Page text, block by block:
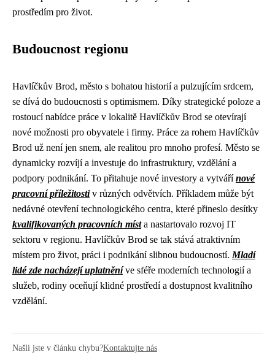
prostředím pro život.
Budoucnost regionu
Havlíčkův Brod, město s bohatou historií a pulzujícím srdcem,
se dívá do budoucnosti s optimismem. Díky strategické poloze a
rostoucí nabídce práce v lokalitě Havlíčkův Brod se otevírají
nové možnosti pro obyvatele i firmy. Práce za rohem Havlíčkův
Brod už není jen snem, ale realitou pro mnoho profesí. Město se
dynamicky rozvíjí a investuje do infrastruktury, vzdělání a
podpory podnikání. To přitahuje nové investory a vytvářínové
pracovní příležitostiv různých odvětvích. Příkladem může být
nedávné otevření technologického centra, které přineslo desítky
kvalifikovaných pracovních místa nastartovalo rozvoj IT
sektoru v regionu. Havlíčkův Brod se tak stává atraktivním
místem pro život, práci i podnikání slibnou budoucností. Mladí
lidé zde nacházejí uplatněníve sféře moderních technologií a
služeb, rodiny oceňují klidné prostředí a dostupnost kvalitního
vzdělání.
Našli jste v článku chybu?Kontaktujte nás